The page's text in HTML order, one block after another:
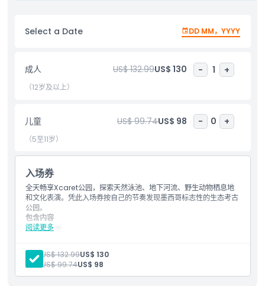
刺激，Xcaret 公园都能为您提供一场难忘的体验。凭借郁郁葱葱的
丛林景观、海洋生物邂逅和地道的墨西哥文化，这里是完美的热带逃
儿童成人政策
排除项
营业时间
需要了解的事项
Select a Date DD MM，YYYY
成人 US$ 132.99US$ 130 - 1 +
（12岁及以上）
儿童 US$ 99.74US$ 98 - 0 +
（5至11岁）
入场券
全天畅享Xcaret公园，探索天然泳池、地下河流、野生动物栖息地
和文化表演。凭此入场券按自己的节奏发现墨西哥标志性的生态考古
公园。
阅读更多
包含内容
入场票
三条地下河的水上活动
表演、展览和演示
珊瑚礁水族馆、蝴蝶馆、鸟舍和美洲豹岛
成人: US$ 132.99US$ 130
儿童:
US$ 99.74US$ 98